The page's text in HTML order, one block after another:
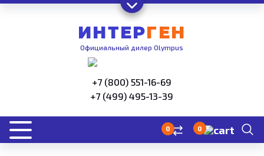
ИНТЕРГЕН
Официальный дилер Olympus
+7 (800) 551-16-69
+7 (499) 495-13-39
0 0